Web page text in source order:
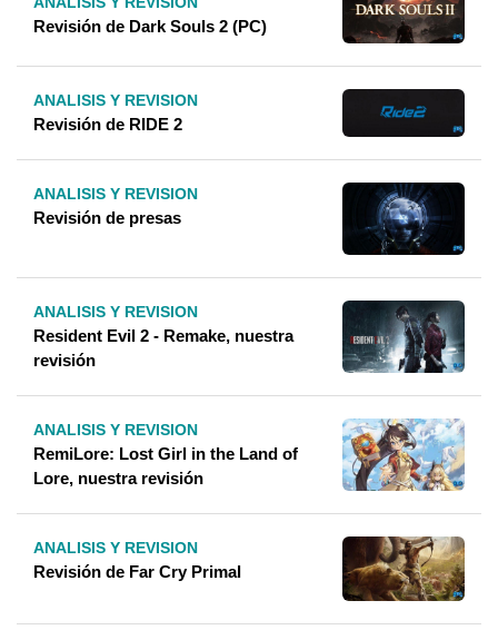
Revisión de Dark Souls 2 (PC)
ANALISIS Y REVISION
Revisión de RIDE 2
ANALISIS Y REVISION
Revisión de presas
ANALISIS Y REVISION
Resident Evil 2 - Remake, nuestra
revisión
ANALISIS Y REVISION
RemiLore: Lost Girl in the Land of
Lore, nuestra revisión
ANALISIS Y REVISION
Revisión de Far Cry Primal